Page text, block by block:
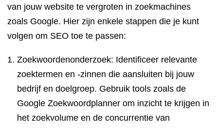
van jouw website te vergroten in zoekmachines
zoals Google. Hier zijn enkele stappen die je kunt
volgen om SEO toe te passen:
Zoekwoordenonderzoek: Identificeer relevante
zoektermen en -zinnen die aansluiten bij jouw
bedrijf en doelgroep. Gebruik tools zoals de
Google Zoekwoordplanner om inzicht te krijgen in
het zoekvolume en de concurrentie van